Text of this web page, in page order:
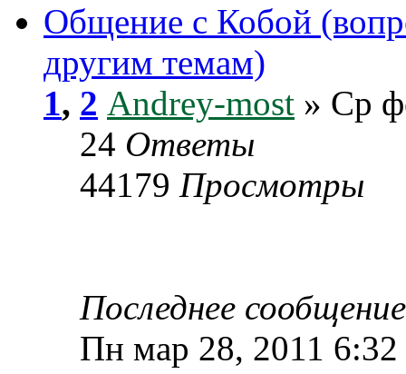
Общение с Кобой
другим темам)
1, 2 Andrey-most » Ср
24 Ответы
44179 Просмотры
Последнее
Пн мар 28, 2011 6:32